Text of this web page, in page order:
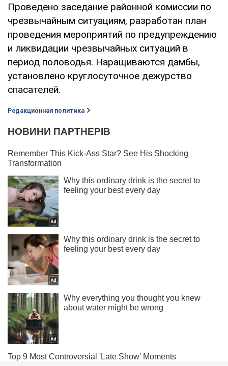
Проведено заседание районной комиссии по
чрезвычайным ситуациям, разработан план
проведения мероприятий по предупреждению
и ликвидации чрезвычайных ситуаций в
период половодья. Наращиваются дамбы,
установлено круглосуточное дежурство
спасателей.
Редакционная политика